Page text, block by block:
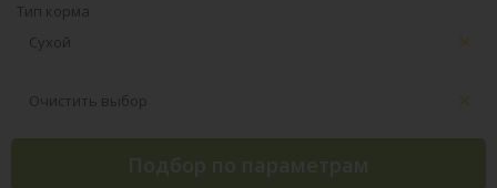
Тип корма
Сухой
Очистить выбор
Подбор по параметрам